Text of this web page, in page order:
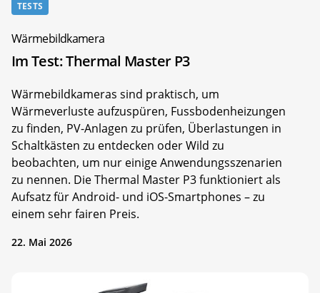
TESTS
Wärmebildkamera
Im Test: Thermal Master P3
Wärmebildkameras sind praktisch, um
Wärmeverluste aufzuspüren, Fussbodenheizungen
zu finden, PV-Anlagen zu prüfen, Überlastungen in
Schaltkästen zu entdecken oder Wild zu
beobachten, um nur einige Anwendungsszenarien
zu nennen. Die Thermal Master P3 funktioniert als
Aufsatz für Android- und iOS-Smartphones – zu
einem sehr fairen Preis.
22. Mai 2026